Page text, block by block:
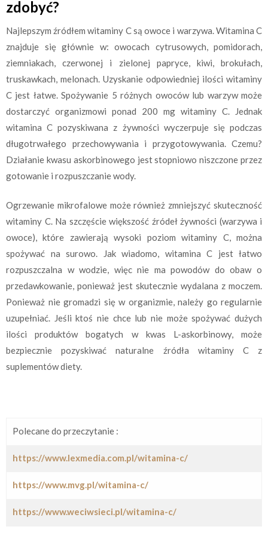
zdobyć?
Najlepszym źródłem witaminy C są owoce i warzywa. Witamina C
znajduje się głównie w: owocach cytrusowych, pomidorach,
ziemniakach, czerwonej i zielonej papryce, kiwi, brokułach,
truskawkach, melonach. Uzyskanie odpowiedniej ilości witaminy
C jest łatwe. Spożywanie 5 różnych owoców lub warzyw może
dostarczyć organizmowi ponad 200 mg witaminy C. Jednak
witamina C pozyskiwana z żywności wyczerpuje się podczas
długotrwałego przechowywania i przygotowywania. Czemu?
Działanie kwasu askorbinowego jest stopniowo niszczone przez
gotowanie i rozpuszczanie wody.
Ogrzewanie mikrofalowe może również zmniejszyć skuteczność
witaminy C. Na szczęście większość źródeł żywności (warzywa i
owoce), które zawierają wysoki poziom witaminy C, można
spożywać na surowo. Jak wiadomo, witamina C jest łatwo
rozpuszczalna w wodzie, więc nie ma powodów do obaw o
przedawkowanie, ponieważ jest skutecznie wydalana z moczem.
Ponieważ nie gromadzi się w organizmie, należy go regularnie
uzupełniać. Jeśli ktoś nie chce lub nie może spożywać dużych
ilości produktów bogatych w kwas L-askorbinowy, może
bezpiecznie pozyskiwać naturalne źródła witaminy C z
suplementów diety.
Polecane do przeczytanie :
https://www.lexmedia.com.pl/witamina-c/
https://www.mvg.pl/witamina-c/
https://www.weciwsieci.pl/witamina-c/